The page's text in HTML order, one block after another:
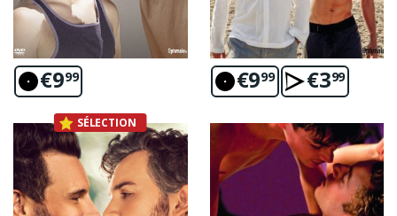
€999 €999 €399
SÉLECTION